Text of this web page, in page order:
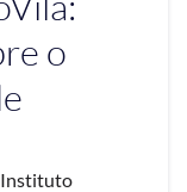
o
Instituto